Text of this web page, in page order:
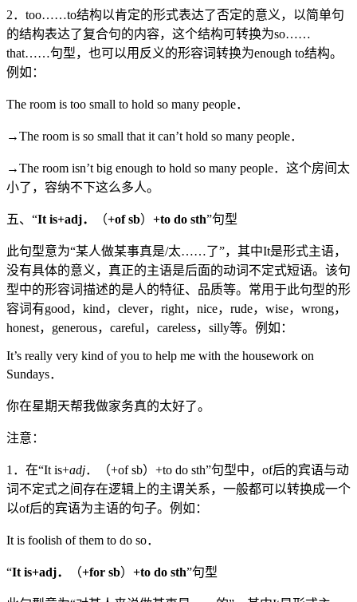
2．too……to结构以肯定的形式表达了否定的意义，以简单句
的结构表达了复合句的内容，这个结构可转换为so……
that……句型，也可以用反义的形容词转换为enough to结构。
例如：
The room is too small to hold so many people．
→The room is so small that it can’t hold so many people．
→The room isn’t big enough to hold so many people．这个房间太
小了，容纳不下这么多人。
五、“It is+adj． （+of sb） +to do sth”句型
此句型意为“某人做某事真是/太……了”，其中It是形式主语，
没有具体的意义，真正的主语是后面的动词不定式短语。该句
型中的形容词描述的是人的特征、品质等。常用于此句型的形
容词有good，kind，clever，right，nice，rude，wise，wrong，
honest，generous，careful，careless，silly等。例如：
It’s really very kind of you to help me with the housework on
Sundays．
你在星期天帮我做家务真的太好了。
注意：
1．在“It is+adj．（+of sb）+to do sth”句型中，of后的宾语与动
词不定式之间存在逻辑上的主谓关系，一般都可以转换成一个
以of后的宾语为主语的句子。例如：
It is foolish of them to do so．
“It is+adj． （+for sb） +to do sth”句型